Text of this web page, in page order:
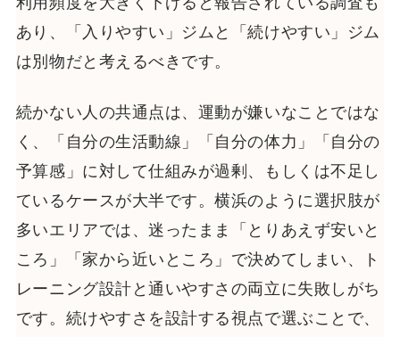
あり、「入りやすい」ジムと「続けやすい」ジム
は別物だと考えるべきです。
続かない人の共通点は、運動が嫌いなことではな
く、「自分の生活動線」「自分の体力」「自分の
予算感」に対して仕組みが過剰、もしくは不足し
ているケースが大半です。横浜のように選択肢が
多いエリアでは、迷ったまま「とりあえず安いと
ころ」「家から近いところ」で決めてしまい、ト
レーニング設計と通いやすさの両立に失敗しがち
です。続けやすさを設計する視点で選ぶことで、